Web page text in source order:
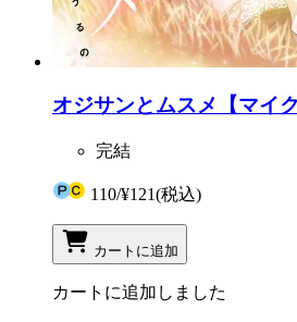
オジサンとムスメ【マイ
完結
110/¥121(税込)
カートに追加
カートに追加しました